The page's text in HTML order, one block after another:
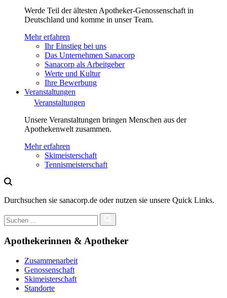
Werde Teil der ältesten Apotheker-Genossenschaft in
Deutschland und komme in unser Team.
Mehr erfahren
Ihr Einstieg bei uns
Das Unternehmen Sanacorp
Sanacorp als Arbeitgeber
Werte und Kultur
Ihre Bewerbung
Veranstaltungen
Veranstaltungen
Unsere Veranstaltungen bringen Menschen aus der
Apothekenwelt zusammen.
Mehr erfahren
Skimeisterschaft
Tennismeisterschaft
Durchsuchen sie sanacorp.de oder nutzen sie unsere Quick Links.
Apothekerinnen & Apotheker
Zusammenarbeit
Genossenschaft
Skimeisterschaft
Standorte